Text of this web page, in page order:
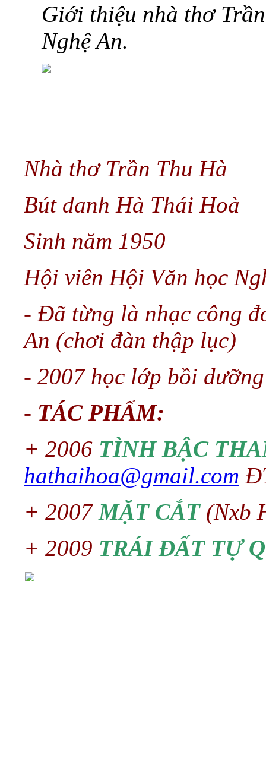
Giới thiệu nhà thơ
Nghệ An.
Nhà thơ Trần Thu Hà
Bút danh Hà Thái Hoà
Sinh năm 1950
Hội viên Hội Văn học
- Đã từng là nhạc công
An (chơi đàn thập lục)
- 2007 học lớp bồi
- TÁC PHẨM:
+ 2006 TÌNH BẬC
hathaihoa@gmail.com
+ 2007MẶT CẮT(Nxb
+ 2009 TRÁI ĐẤT TỰ